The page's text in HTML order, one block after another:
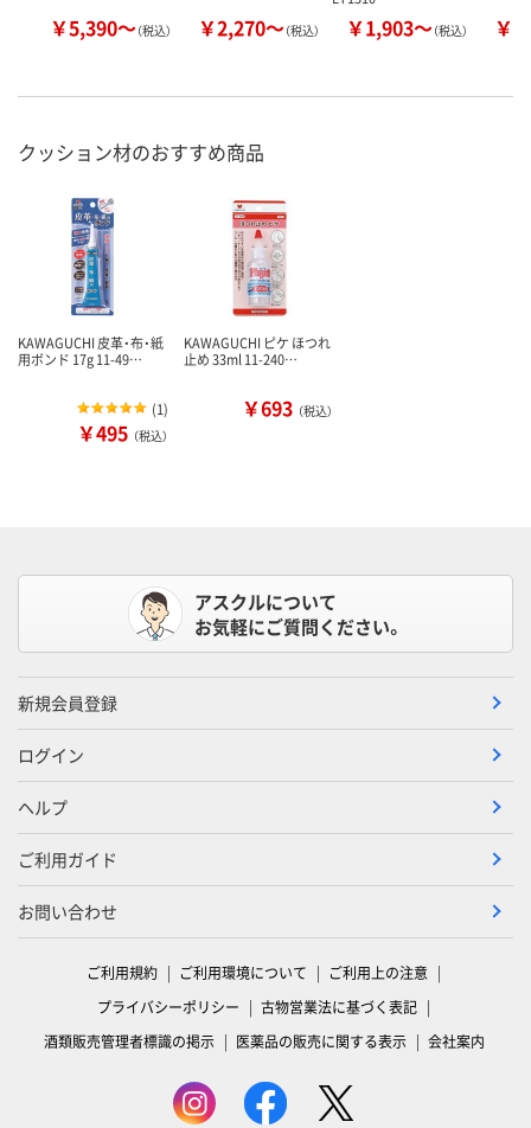
￥5,390～（税込） ￥2,270～（税込） ￥1,903～（税込） ￥
クッション材のおすすめ商品
KAWAGUCHI 皮革・布・紙
用ボンド 17g 11-49…
(1)
￥495 （税込）
KAWAGUCHI ピケ ほつれ
止め 33ml 11-240…
￥693 （税込）
アスクルについて
お気軽にご質問ください。
新規会員登録
ログイン
ヘルプ
ご利用ガイド
お問い合わせ
ご利用規約 ご利用環境について
ご利用上の注意
プライバシーポリシー
古物営業法に基づく表記
酒類販売管理者標識の掲示
医薬品の販売に関する表示 会社案内